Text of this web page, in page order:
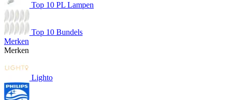
Top 10 PL Lampen
Top 10 Bundels
Merken
Merken
Lighto